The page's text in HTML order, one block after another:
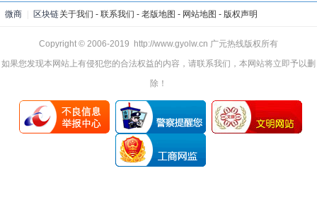
微商 区块链关于我们 - 联系我们 - 老版地图 - 网站地图 - 版权声明
Copyright © 2006-2019 http://www.gyolw.cn 广元热线版权所有
如果您发现本网站上有侵犯您的合法权益的内容，请联系我们，本网站将立即予以删
除！